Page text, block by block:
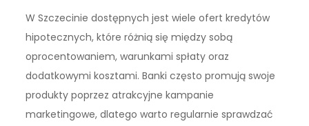
W Szczecinie dostępnych jest wiele ofert kredytów
hipotecznych, które różnią się między sobą
oprocentowaniem, warunkami spłaty oraz
dodatkowymi kosztami. Banki często promują swoje
produkty poprzez atrakcyjne kampanie
marketingowe, dlatego warto regularnie sprawdzać